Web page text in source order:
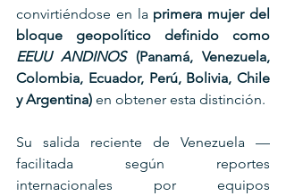
convirtiéndose en la primera mujer del
EEUU ANDINOS (Panamá, Venezuela,
Colombia, Ecuador, Perú, Bolivia, Chile
y Argentina) en obtener esta distinción.
Su salida reciente de Venezuela —
facilitada según reportes
internacionales por equipos